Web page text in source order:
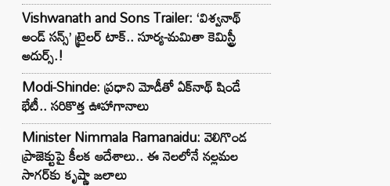
Vishwanath and Sons Trailer: ‘విశ్వనాథ్
అండ్ సన్స్’ ట్రైలర్ టాక్.. సూర్య-మమితా కెమిస్ట్రీ
అదుర్స్.!
Modi-Shinde: ప్రధాని మోడీతో ఏక్‌నాథ్ షిండే
భేటీ.. సరికొత్త ఊహాగానాలు
Minister Nimmala Ramanaidu: వెలిగొండ
ప్రాజెక్టుపై కీలక ఆదేశాలు.. ఈ నెలలోనే నల్లమల
సాగర్‌కు కృష్ణా జలాలు